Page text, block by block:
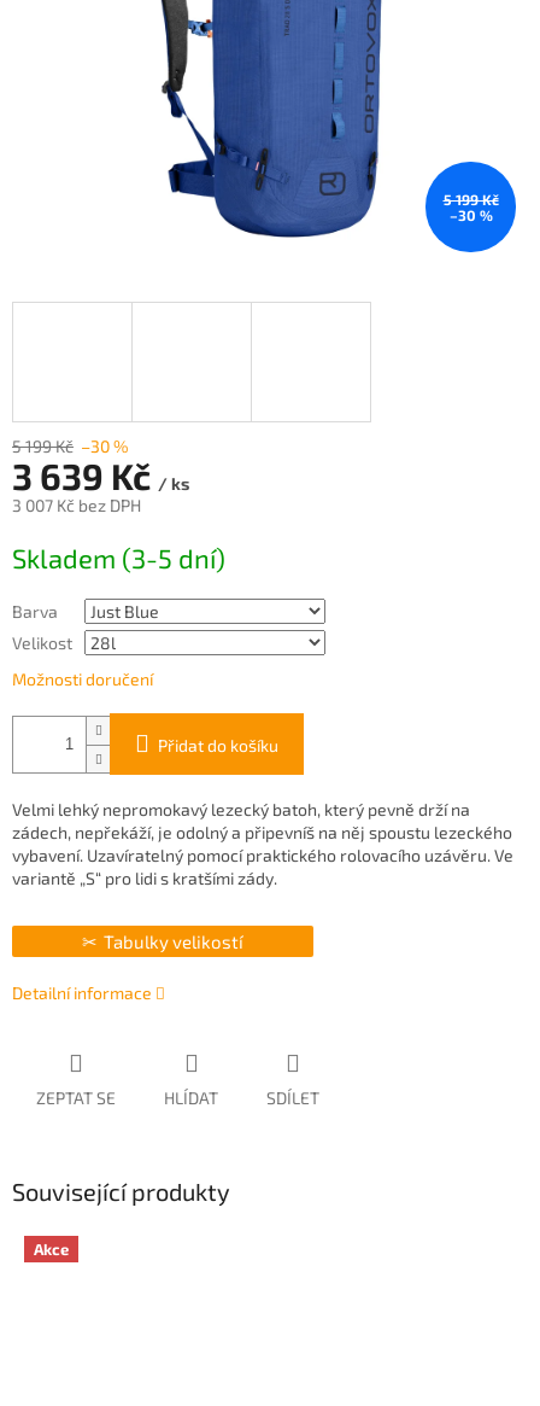
5 199 Kč
–30 %
5 199 Kč –30 %
3 639 Kč / ks
3 007 Kč bez DPH
cena:
Skladem (3-5 dní)
Barva
Velikost
Možnosti doručení
Přidat do košíku
Velmi lehký nepromokavý lezecký batoh, který pevně drží na
zádech, nepřekáží, je odolný a připevníš na něj spoustu lezeckého
vybavení. Uzavíratelný pomocí praktického rolovacího uzávěru. Ve
variantě „S“ pro lidi s kratšími zády.
Tabulky velikostí
Detailní informace
ZEPTAT SE HLÍDAT SDÍLET
Související produkty
Akce